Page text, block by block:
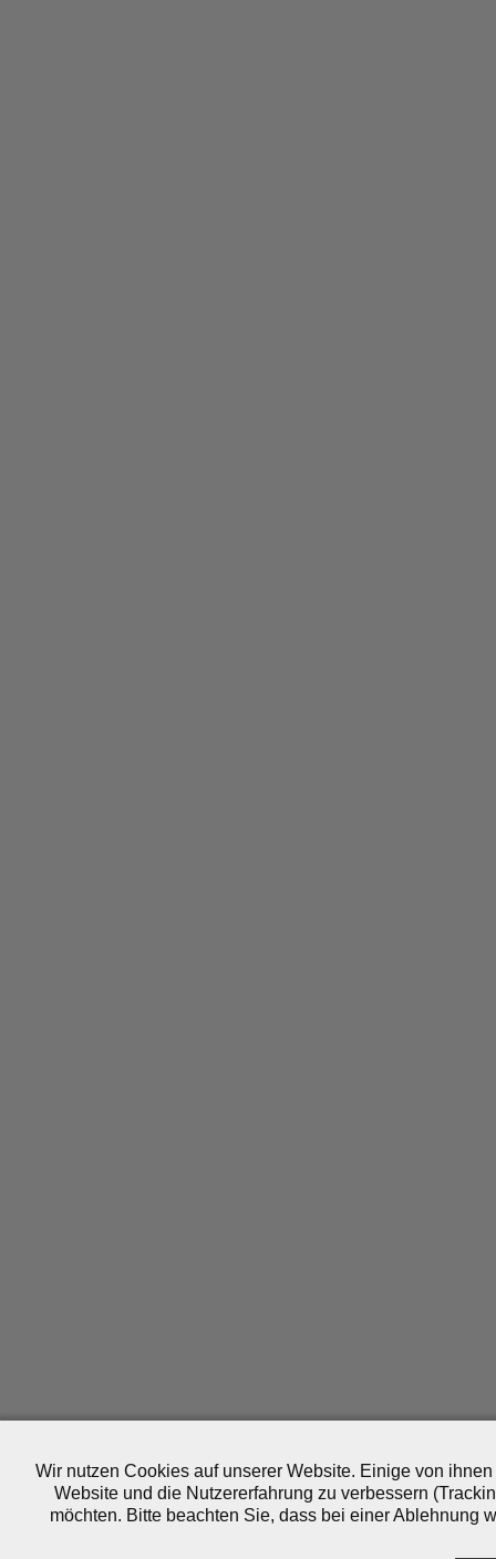
Wir nutzen Cookies auf unserer Website. Einige von
Website und die Nutzererfahrung zu verbessern
möchten. Bitte beachten Sie, dass bei einer Ablehnung